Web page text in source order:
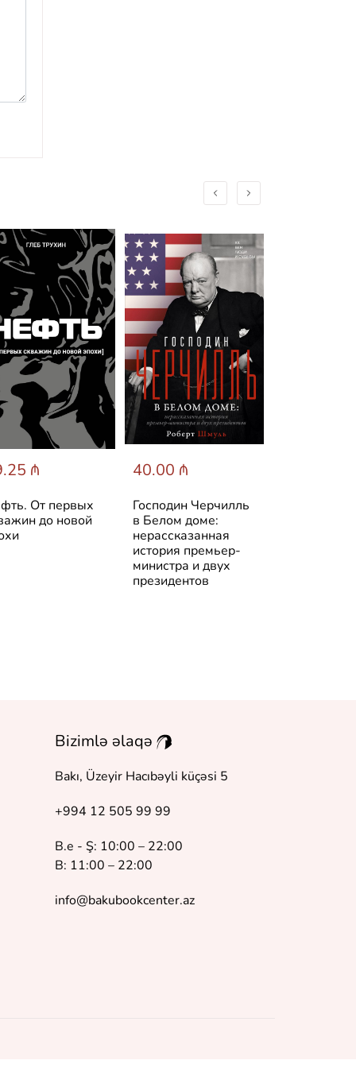
₼
От первых
до новой
40.00 ₼
Господин Черчилль
в Белом доме:
нерассказанная
история премьер-
министра и двух
президентов
Bizimlə əlaqə
Bakı, Üzeyir Hacıbəyli küçəsi 5
+994 12 505 99 99
B.e - Ş: 10:00 – 22:00
B: 11:00 – 22:00
info@bakubookcenter.az